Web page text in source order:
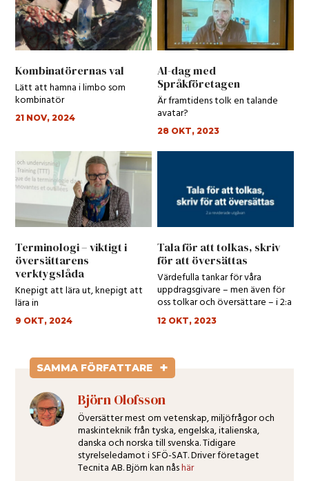
Kombinatörernas val
Lätt att hamna i limbo som
kombinatör
21 NOV, 2024
AI-dag med
Språkföretagen
Är framtidens tolk en talande
avatar?
28 OKT, 2023
Terminologi – viktigt i
översättarens
verktygslåda
Knepigt att lära ut, knepigt att
lära in
9 OKT, 2024
Tala för att tolkas, skriv
för att översättas
Värdefulla tankar för våra
uppdragsgivare – men även för
oss tolkar och översättare – i 2:a
upplagan!...
12 OKT, 2023
SAMMA FÖRFATTARE +
Björn Olofsson
Översätter mest om vetenskap, miljöfrågor och
maskinteknik från tyska, engelska, italienska,
danska och norska till svenska. Tidigare
styrelseledamot i SFÖ-SAT. Driver företaget
Tecnita AB. Björn kan nåshär